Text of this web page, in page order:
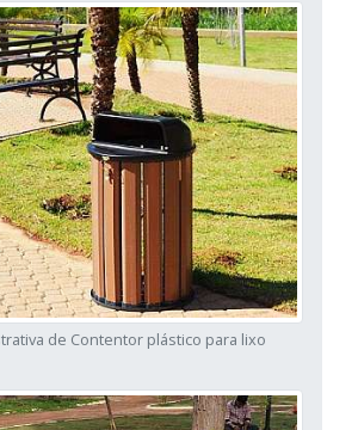
de Contentor plástico para lixo